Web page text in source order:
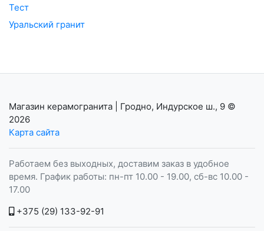
Тест
Уральский гранит
Магазин керамогранита | Гродно, Индурское ш., 9 ©
2026
Карта сайта
Работаем без выходных, доставим заказ в удобное
время. График работы: пн-пт 10.00 - 19.00, сб-вс 10.00 -
17.00
+375 (29) 133-92-91